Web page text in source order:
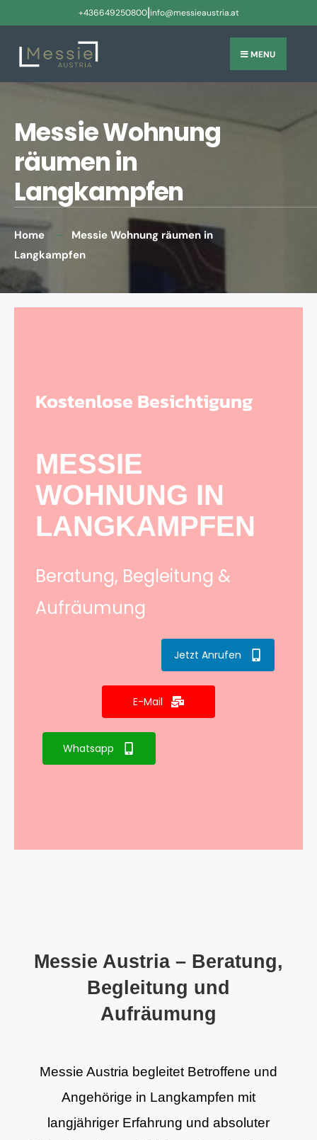
+436649250800|info@messieaustria.at
MENU
Messie Wohnung
räumen in
Langkampfen
Home
Messie Wohnung räumen in
Langkampfen
Kostenlose Besichtigung
MESSIE
WOHNUNG IN
LANGKAMPFEN
Beratung, Begleitung &
Aufräumung
Jetzt Anrufen
E-Mail
Whatsapp
Messie Austria – Beratung,
Begleitung und
Aufräumung
Messie Austria begleitet Betroffene und
Angehörige in Langkampfen mit
langjähriger Erfahrung und absoluter